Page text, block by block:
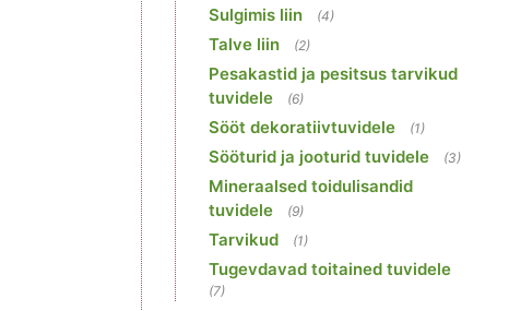
Sulgimis liin (4)
Talve liin (2)
Pesakastid ja pesitsus tarvikud
tuvidele
(6)
Sööt dekoratiivtuvidele (1)
Sööturid ja jooturid tuvidele (3)
Mineraalsed toidulisandid
tuvidele
(9)
Tarvikud (1)
Tugevdavad toitained tuvidele
(7)